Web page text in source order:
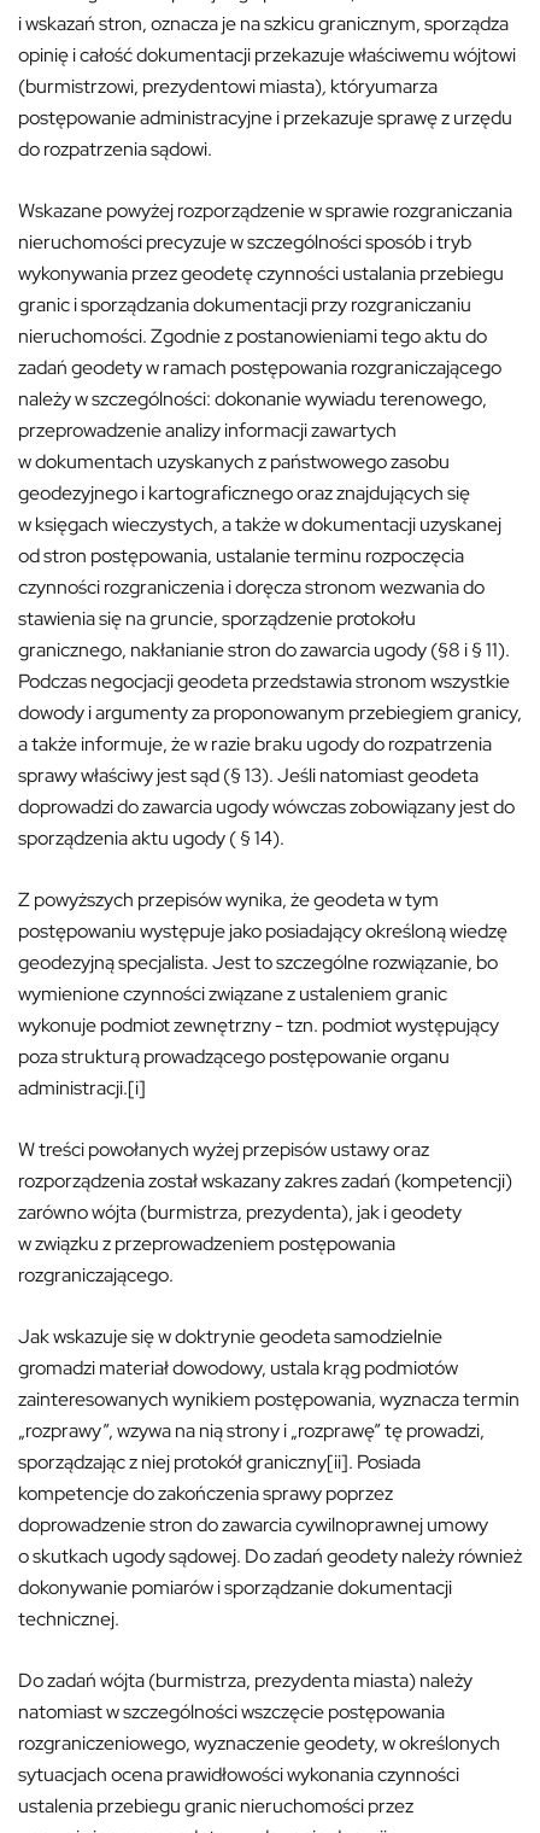
i wskazań stron, oznacza je na szkicu granicznym, sporządza
opinię i całość dokumentacji przekazuje właściwemu wójtowi
(burmistrzowi, prezydentowi miasta), któryumarza
postępowanie administracyjne i przekazuje sprawę z urzędu
do rozpatrzenia sądowi.
Wskazane powyżej rozporządzenie w sprawie rozgraniczania
nieruchomości precyzuje w szczególności sposób i tryb
wykonywania przez geodetę czynności ustalania przebiegu
granic i sporządzania dokumentacji przy rozgraniczaniu
nieruchomości. Zgodnie z postanowieniami tego aktu do
zadań geodety w ramach postępowania rozgraniczającego
należy w szczególności: dokonanie wywiadu terenowego,
przeprowadzenie analizy informacji zawartych
w dokumentach uzyskanych z państwowego zasobu
geodezyjnego i kartograficznego oraz znajdujących się
w księgach wieczystych, a także w dokumentacji uzyskanej
od stron postępowania, ustalanie terminu rozpoczęcia
czynności rozgraniczenia i doręcza stronom wezwania do
stawienia się na gruncie, sporządzenie protokołu
granicznego, nakłanianie stron do zawarcia ugody (§8 i § 11).
Podczas negocjacji geodeta przedstawia stronom wszystkie
dowody i argumenty za proponowanym przebiegiem granicy,
a także informuje, że w razie braku ugody do rozpatrzenia
sprawy właściwy jest sąd (§ 13). Jeśli natomiast geodeta
doprowadzi do zawarcia ugody wówczas zobowiązany jest do
sporządzenia aktu ugody ( § 14).
Z powyższych przepisów wynika, że geodeta w tym
postępowaniu występuje jako posiadający określoną wiedzę
geodezyjną specjalista. Jest to szczególne rozwiązanie, bo
wymienione czynności związane z ustaleniem granic
wykonuje podmiot zewnętrzny - tzn. podmiot występujący
poza strukturą prowadzącego postępowanie organu
administracji.[i]
W treści powołanych wyżej przepisów ustawy oraz
rozporządzenia został wskazany zakres zadań (kompetencji)
zarówno wójta (burmistrza, prezydenta), jak i geodety
w związku z przeprowadzeniem postępowania
rozgraniczającego.
Jak wskazuje się w doktrynie geodeta samodzielnie
gromadzi materiał dowodowy, ustala krąg podmiotów
zainteresowanych wynikiem postępowania, wyznacza termin
„rozprawy”, wzywa na nią strony i „rozprawę” tę prowadzi,
sporządzając z niej protokół graniczny[ii]. Posiada
kompetencje do zakończenia sprawy poprzez
doprowadzenie stron do zawarcia cywilnoprawnej umowy
o skutkach ugody sądowej. Do zadań geodety należy również
dokonywanie pomiarów i sporządzanie dokumentacji
technicznej.
Do zadań wójta (burmistrza, prezydenta miasta) należy
natomiast w szczególności wszczęcie postępowania
rozgraniczeniowego, wyznaczenie geodety, w określonych
sytuacjach ocena prawidłowości wykonania czynności
ustalenia przebiegu granic nieruchomości przez